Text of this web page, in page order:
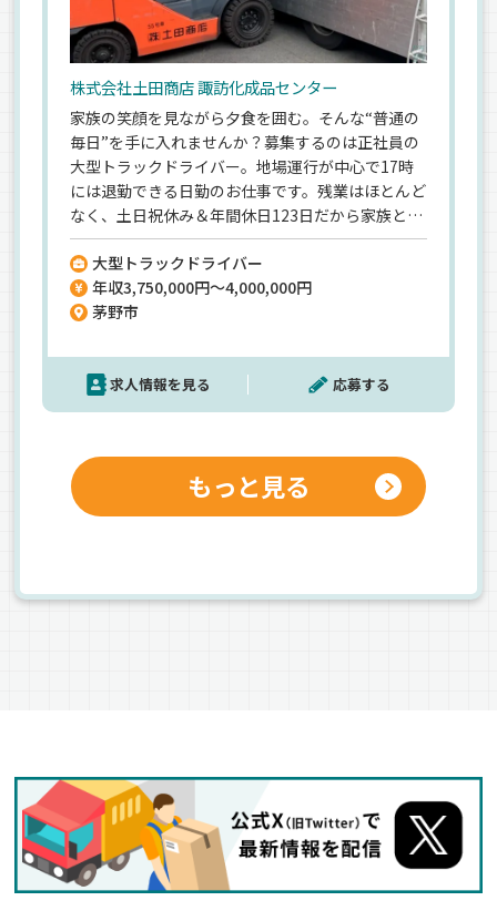
株式会社土田商店 諏訪化成品センター
家族の笑顔を見ながら夕食を囲む。そんな“普通の
毎日”を手に入れませんか？募集するのは正社員の
大型トラックドライバー。地場運行が中心で17時
には退勤できる日勤のお仕事です。残業はほとんど
なく、土日祝休み＆年間休日123日だから家族との
時間をしっかり確保できます。仕事終わりに子ども
の迎えに行けたり、週末は一緒に遊んだり、そんな
生活が当たり前になりますよ。希望者のみ月1回ほ
ど1泊運行もあり。会社がホテルを手配し、夜は自
にも好評です。賞与は年2回＋決算賞与で最大年3
回支給。安定収入と家族の時間、どちらも大切に
できる職場です。
大型トラックドライバー
年収3,750,000円～4,000,000円
茅野市
求人情報を見る 応募する
もっと見る